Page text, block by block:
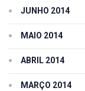
JUNHO 2014
MAIO 2014
ABRIL 2014
MARÇO 2014